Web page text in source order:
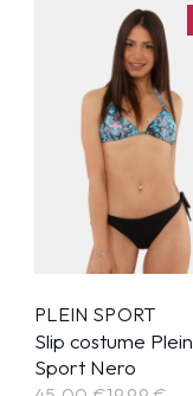
PLEIN SPORT
Slip costume Plein
Sport Nero